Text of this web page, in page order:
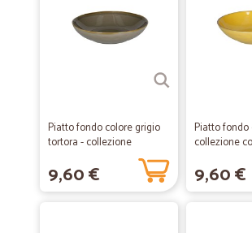
Piatto fondo colore grigio
tortora - collezione
9,60 €
Piatto
collezione
9,60 €